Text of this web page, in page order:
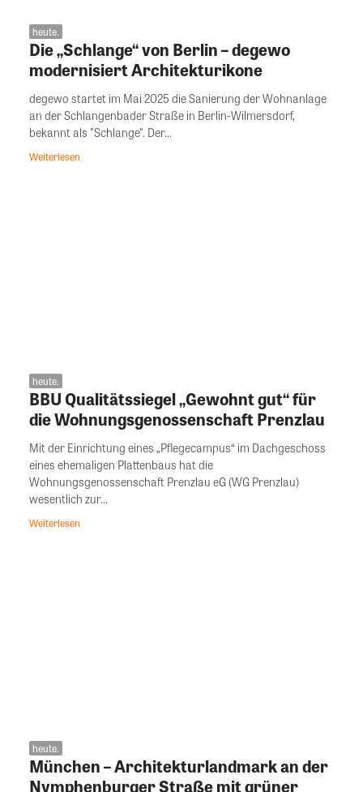
heute.
Die „Schlange“ von Berlin – degewo
modernisiert Architekturikone
degewo startet im Mai 2025 die Sanierung der Wohnanlage
an der Schlangenbader Straße in Berlin-Wilmersdorf,
bekannt als "Schlange". Der...
Weiterlesen
heute.
BBU Qualitätssiegel „Gewohnt gut“ für
die Wohnungsgenossenschaft Prenzlau
Mit der Einrichtung eines „Pflegecampus“ im Dachgeschoss
eines ehemaligen Plattenbaus hat die
Wohnungsgenossenschaft Prenzlau eG (WG Prenzlau)
wesentlich zur...
Weiterlesen
heute.
München – Architekturlandmark an der
Nymphenburger Straße mit grüner